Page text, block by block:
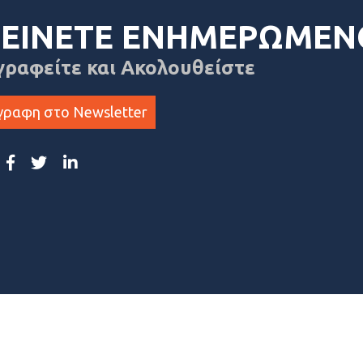
και Ακολουθείστε
στο Newsletter